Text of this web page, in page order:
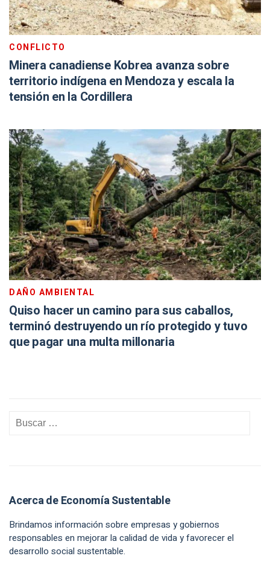
CONFLICTO
Minera canadiense Kobrea avanza sobre
territorio indígena en Mendoza y escala la
tensión en la Cordillera
DAÑO AMBIENTAL
Quiso hacer un camino para sus caballos,
terminó destruyendo un río protegido y tuvo
que pagar una multa millonaria
Acerca de Economía Sustentable
Brindamos información sobre empresas y gobiernos
responsables en mejorar la calidad de vida y favorecer el
desarrollo social sustentable.